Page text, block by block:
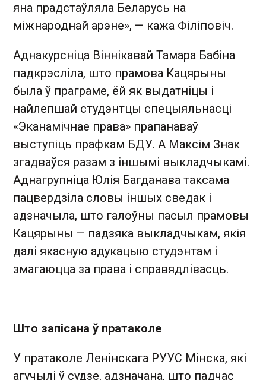
яна прадстаўляла Беларусь на
міжнароднай арэне», — кажа Філіповіч.
Аднакурсніца Віннікавай Тамара Бабіна
падкрэсліла, што прамова Кацярыны
была ў праграме, ёй як выдатніцы і
найлепшай студэнтцы спецыяльнасці
«Эканамічнае права» прапанаваў
выступіць прафкам БДУ. А Максім Знак
згадваўся разам з іншымі выкладчыкамі.
Аднагрупніца Юлія Багданава таксама
пацвердзіла словы іншых сведак і
адзначыла, што галоўны пасыл прамовы
Кацярыны — падзяка выкладчыкам, якія
далі якасную адукацыю студэнтам і
змагаюцца за права і справядлівасць.
Што запісана ў пратаколе
У пратаколе Ленінскага РУУС Мінска, які
агучылі ў судзе, адзначана, што падчас